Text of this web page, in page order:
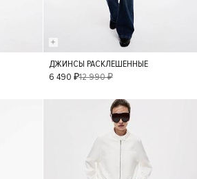
42
ДЖИНСЫ РАСКЛЕШЕННЫЕ
6 490 ₽12 990 ₽